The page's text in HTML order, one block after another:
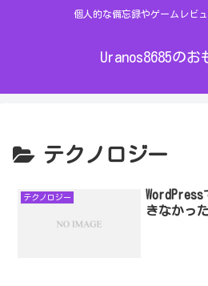
個人的な備忘録やゲームレビ
Uranos8685のお
テクノロジー
テクノロジー
きなかっ